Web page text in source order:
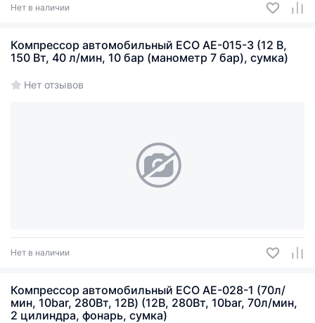
Нет в наличии
Компрессор автомобильный ECO AE-015-3 (12 В,
150 Вт, 40 л/мин, 10 бар (манометр 7 бар), сумка)
Нет отзывов
Нет в наличии
Компрессор автомобильный ECO AE-028-1 (70л/
мин, 10bar, 280Вт, 12В) (12В, 280Вт, 10bar, 70л/мин,
2 цилиндра, фонарь, сумка)